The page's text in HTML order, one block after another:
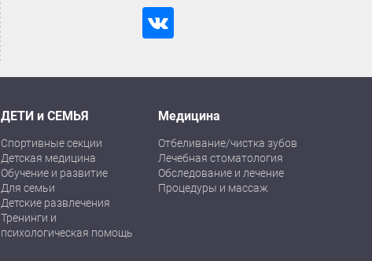
ДЕТИ и СЕМЬЯ
Спортивные секции
Детская медицина
Обучение и развитие
Для семьи
Детские развлечения
Тренинги и
психологическая помощь
Медицина
Отбеливание/чистка зубов
Лечебная стоматология
Обследование и лечение
Процедуры и массаж